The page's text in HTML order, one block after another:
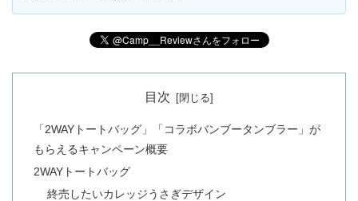
目次
「2WAYトートバッグ」「コラボバンブータンブラー」が
もらえるキャンペーン概要
2WAYトートバッグ
終売したいカレッジうさぎデザイン